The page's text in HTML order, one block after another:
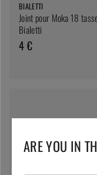
BIALETTI
Joint pour Moka 18
Bialetti
4 €
ARE YOU IN